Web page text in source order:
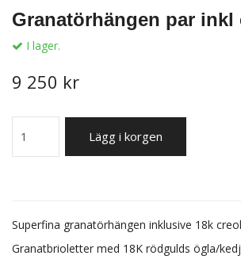
Granatörhängen par inkl
I lager.
9 250 kr
Lägg i korgen
Superfina granatörhängen inklusive 18k
Granatbrioletter med 18K rödgulds ögla/